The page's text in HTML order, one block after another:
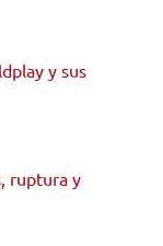
y sus
ruptura y